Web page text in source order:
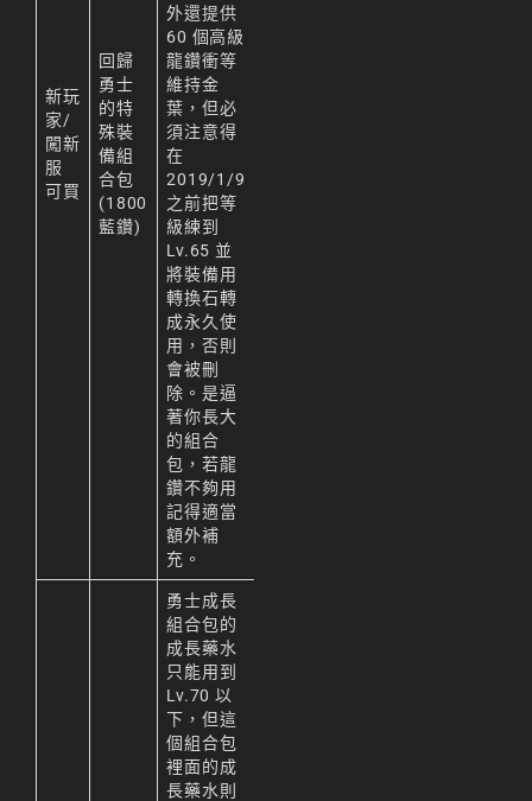
新玩
家/
闖新
服
可買
回歸
勇士
的特
殊裝
備組
合包
(1800
藍鑽)
外還提供
60 個高級
龍鑽衝等
維持金
葉，但必
須注意得
在
2019/1/9
之前把等
級練到
Lv.65 並
將裝備用
轉換石轉
成永久使
用，否則
會被刪
除。是逼
著你長大
的組合
包，若龍
鑽不夠用
記得適當
額外補
充。
勇士成長
組合包的
成長藥水
只能用到
Lv.70 以
下，但這
個組合包
裡面的成
長藥水則